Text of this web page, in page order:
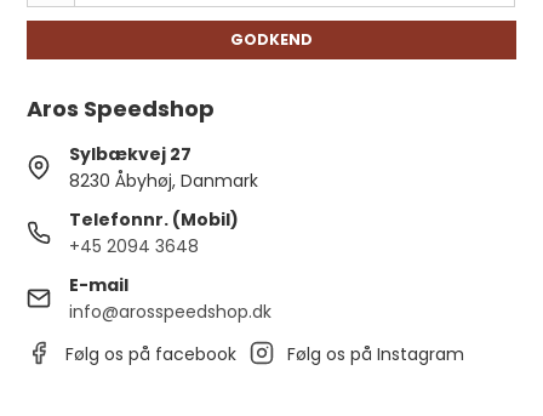
GODKEND
Aros Speedshop
Sylbækvej 27
8230 Åbyhøj, Danmark
Telefonnr. (Mobil)
+45 2094 3648
E-mail
info@arosspeedshop.dk
Følg os på facebook
Følg os på Instagram